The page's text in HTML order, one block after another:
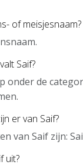
of meisjesnaam?
Saif?
onder de
er van Saif?
van Saif zijn:
uit?